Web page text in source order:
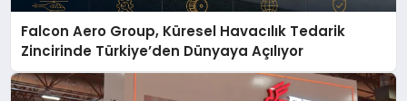
Falcon Aero Group, Küresel Havacılık Tedarik
Zincirinde Türkiye’den Dünyaya Açılıyor